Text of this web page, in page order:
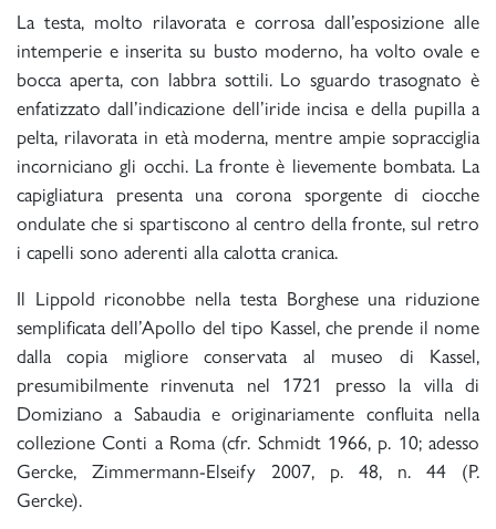
La testa, molto rilavorata e corrosa dall’esposizione alle
intemperie e inserita su busto moderno, ha volto ovale e
bocca aperta, con labbra sottili. Lo sguardo trasognato è
enfatizzato dall’indicazione dell’iride incisa e della pupilla a
pelta, rilavorata in età moderna, mentre ampie sopracciglia
incorniciano gli occhi. La fronte è lievemente bombata. La
capigliatura presenta una corona sporgente di ciocche
ondulate che si spartiscono al centro della fronte, sul retro
i capelli sono aderenti alla calotta cranica.
Il Lippold riconobbe nella testa Borghese una riduzione
semplificata dell’Apollo del tipo Kassel, che prende il nome
dalla copia migliore conservata al museo di Kassel,
presumibilmente rinvenuta nel 1721 presso la villa di
Domiziano a Sabaudia e originariamente confluita nella
collezione Conti a Roma (cfr. Schmidt 1966, p. 10; adesso
Gercke, Zimmermann-Elseify 2007, p. 48, n. 44 (P.
Gercke).